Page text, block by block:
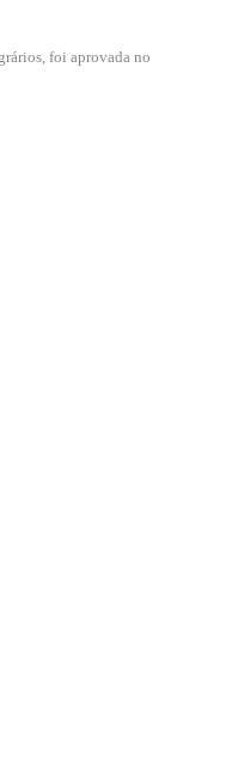
foi aprovada no